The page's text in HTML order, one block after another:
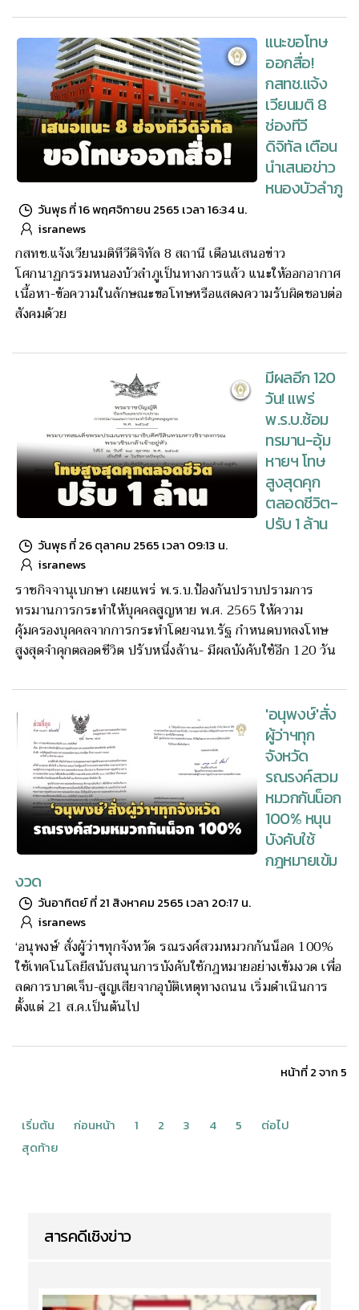
แนะขอโทษ
ออกสื่อ!
กสทช.แจ้ง
เวียนมติ 8
ช่องทีวี
ดิจิทัล เตือน
นำเสนอข่าว
หนองบัวลำภู
วันพุธ ที่ 16 พฤศจิกายน 2565 เวลา 16:34 น.
isranews
กสทช.แจ้งเวียนมติทีวีดิจิทัล 8 สถานี เตือนเสนอข่าว
โศกนาฏกรรมหนองบัวลำภูเป็นทางการแล้ว แนะให้ออกอากาศ
เนื้อหา-ข้อความในลักษณะขอโทษหรือแสดงความรับผิดชอบต่อ
สังคมด้วย
มีผลอีก 120
วัน! แพร่
พ.ร.บ.ซ้อม
ทรมาน-อุ้ม
หายฯ โทษ
สูงสุดคุก
ตลอดชีวิต-
ปรับ 1 ล้าน
วันพุธ ที่ 26 ตุลาคม 2565 เวลา 09:13 น.
isranews
ราชกิจจานุเบกษา เผยแพร่ พ.ร.บ.ป้องกันปราบปรามการ
ทรมานการกระทำให้บุคคลสูญหาย พ.ศ. 2565 ให้ความ
คุ้มครองบุคคลจากการกระทำโดยจนท.รัฐ กำหนดบทลงโทษ
สูงสุดจำคุกตลอดชีวิต ปรับหนึ่งล้าน- มีผลบังคับใช้อีก 120 วัน
'อนุพงษ์'สั่ง
ผู้ว่าฯทุก
จังหวัด
รณรงค์สวม
หมวกกันน็อก
100% หนุน
บังคับใช้
กฎหมายเข้ม
งวด
วันอาทิตย์ ที่ 21 สิงหาคม 2565 เวลา 20:17 น.
isranews
‘อนุพงษ์’ สั่งผู้ว่าฯทุกจังหวัด รณรงค์สวมหมวกกันน็อค 100%
ใช้เทคโนโลยีสนับสนุนการบังคับใช้กฎหมายอย่างเข้มงวด เพื่อ
ลดการบาดเจ็บ-สูญเสียจากอุบัติเหตุทางถนน เริ่มดำเนินการ
ตั้งแต่ 21 ส.ค.เป็นต้นไป
หน้าที่ 2 จาก 5
เริ่มต้น ก่อนหน้า 1 2 3 4 5
ต่อไป
สุดท้าย
สารคดีเชิงข่าว